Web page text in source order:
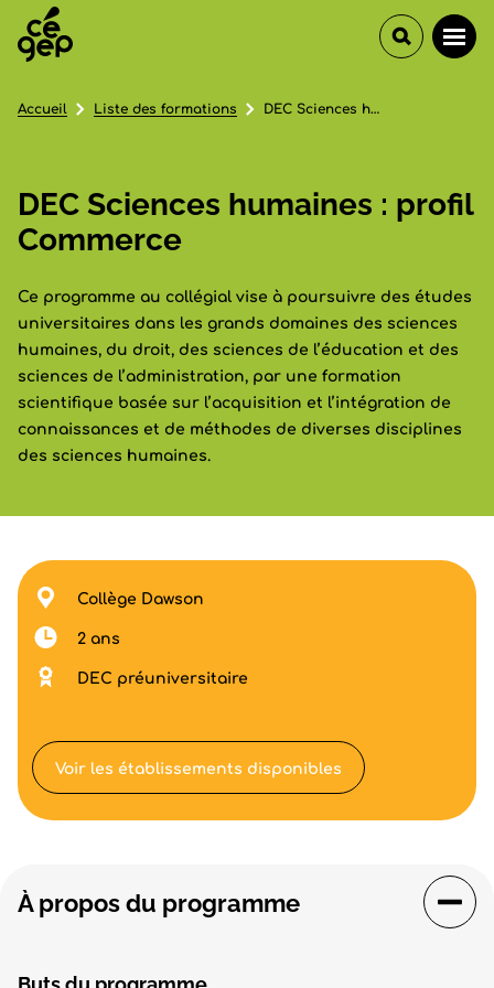
DEC Sciences humaines : profil
Commerce
Ce programme au collégial vise à poursuivre des études
universitaires dans les grands domaines des sciences
humaines, du droit, des sciences de l’éducation et des
sciences de l’administration, par une formation
scientifique basée sur l’acquisition et l’intégration de
connaissances et de méthodes de diverses disciplines
des sciences humaines.
Accueil Liste des formations DEC Sciences humaines : profil Commerce
À propos du programme
Collège Dawson
2 ans
DEC préuniversitaire
Voir les établissements disponibles